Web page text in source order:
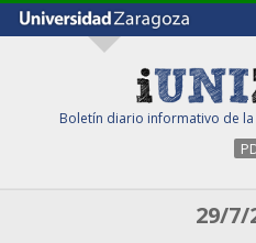
Boletín diario informativo de la
29/7/